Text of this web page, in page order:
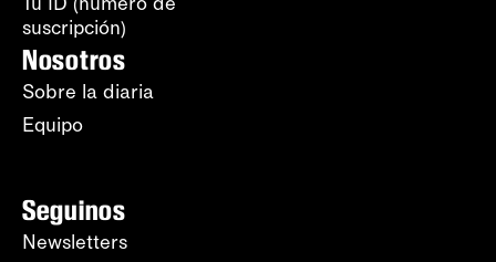
suscripción)
Nosotros
Sobre la diaria
Equipo
Seguinos
Newsletters